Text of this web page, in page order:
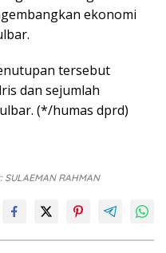
ekonomi
tersebut
dan sejumlah
(*/humas dprd)
SULAEMAN RAHMAN